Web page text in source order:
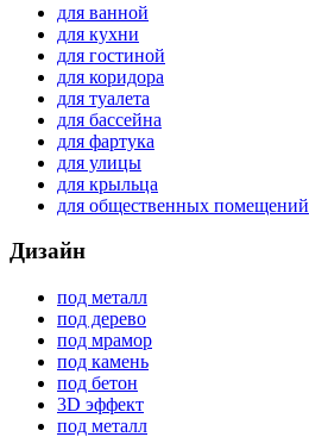
для ванной
для кухни
для гостиной
для коридора
для туалета
для бассейна
для фартука
для улицы
для крыльца
для общественных помещений
Дизайн
под металл
под дерево
под мрамор
под камень
под бетон
3D эффект
под металл